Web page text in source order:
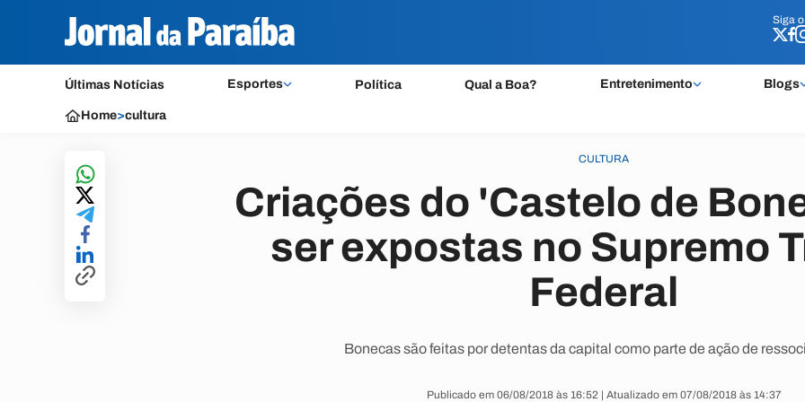
Siga o
Últimas Notícias Esportes Política Qual a Boa? Entretenimento Blogs
Siga o
Home>cultura
CULTURA
Criações do 'Castelo de
ser expostas no Supremo
Federal
Bonecas são feitas por detentas da capital como parte de ação de
Publicado em 06/08/2018 às 16:52 | Atualizado em 07/08/2018 às 14:37